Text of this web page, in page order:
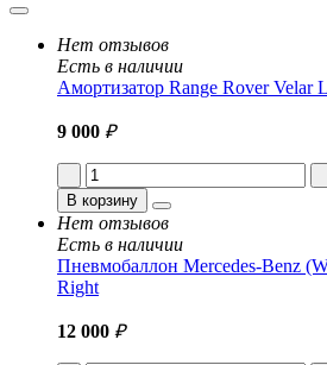
Нет отзывов
Есть в наличии
Амортизатор Range Rover Velar
9 000 ₽
В корзину
Нет отзывов
Есть в наличии
Пневмобаллон Mercedes-Benz
Right
12 000 ₽